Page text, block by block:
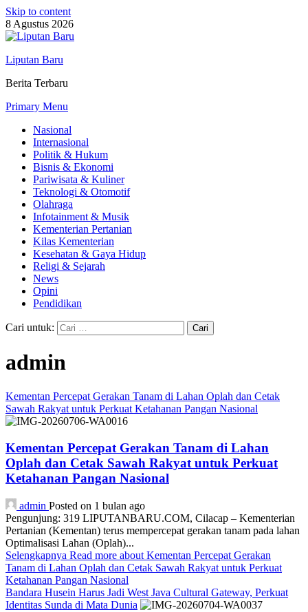
Skip to content
8 Agustus 2026
Liputan Baru
Berita Terbaru
Primary Menu
Nasional
Internasional
Politik & Hukum
Bisnis & Ekonomi
Pariwisata & Kuliner
Teknologi & Otomotif
Olahraga
Infotainment & Musik
Kementerian Pertanian
Kilas Kementerian
Kesehatan & Gaya Hidup
Religi & Sejarah
News
Opini
Pendidikan
Cari untuk:
admin
Kementan Percepat Gerakan Tanam di Lahan Oplah dan Cetak
Sawah Rakyat untuk Perkuat Ketahanan Pangan Nasional
Kementan Percepat Gerakan Tanam di Lahan
Oplah dan Cetak Sawah Rakyat untuk Perkuat
Ketahanan Pangan Nasional
admin Posted on 1 bulan ago
Pengunjung: 319 LIPUTANBARU.COM, Cilacap – Kementerian
Pertanian (Kementan) terus mempercepat gerakan tanam pada lahan
Optimalisasi Lahan (Oplah)...
Selengkapnya Read more about Kementan Percepat Gerakan
Tanam di Lahan Oplah dan Cetak Sawah Rakyat untuk Perkuat
Ketahanan Pangan Nasional
Bandara Husein Harus Jadi West Java Cultural Gateway, Perkuat
Identitas Sunda di Mata Dunia